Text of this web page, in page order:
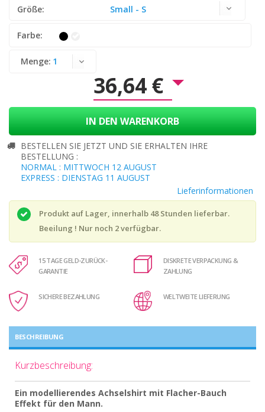
Größe: Small - S
Farbe:
Menge:
36,64 €
IN DEN WARENKORB
BESTELLEN SIE JETZT UND SIE ERHALTEN IHRE
BESTELLUNG :
NORMAL : MITTWOCH 12 AUGUST
EXPRESS : DIENSTAG 11 AUGUST
Lieferinformationen
Produkt auf Lager, innerhalb 48 Stunden lieferbar.
Beeilung ! Nur noch 2verfügbar.
15 TAGE GELD-ZURÜCK-
GARANTIE
DISKRETE VERPACKUNG &
ZAHLUNG
SICHERE BEZAHLUNG WELTWEITE LIEFERUNG
BESCHREIBUNG
Kurzbeschreibung:
Ein modellierendes Achselshirt mit Flacher-Bauch
Effekt für den Mann.